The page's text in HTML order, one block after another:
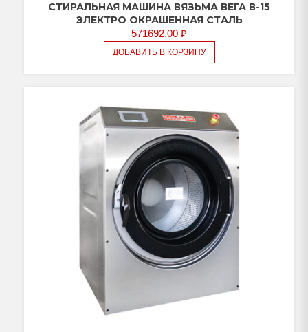
СТИРАЛЬНАЯ МАШИНА ВЯЗЬМА ВЕГА В-15
ЭЛЕКТРО ОКРАШЕННАЯ СТАЛЬ
571692,00 ₽
ДОБАВИТЬ В КОРЗИНУ